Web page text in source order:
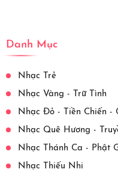
Danh Mục
Nhạc Trẻ
Nhạc Vàng - Trữ Tình
Nhạc Đỏ - Tiền Chiến -
Nhạc Quê Hương -
Nhạc Thánh Ca - Phật
Nhạc Thiếu Nhi